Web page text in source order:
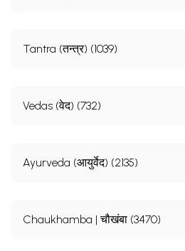
Tantra (तन्त्र) (1039)
Vedas (वेद) (732)
Ayurveda (आयुर्वेद) (2135)
Chaukhamba | चौखंबा (3470)